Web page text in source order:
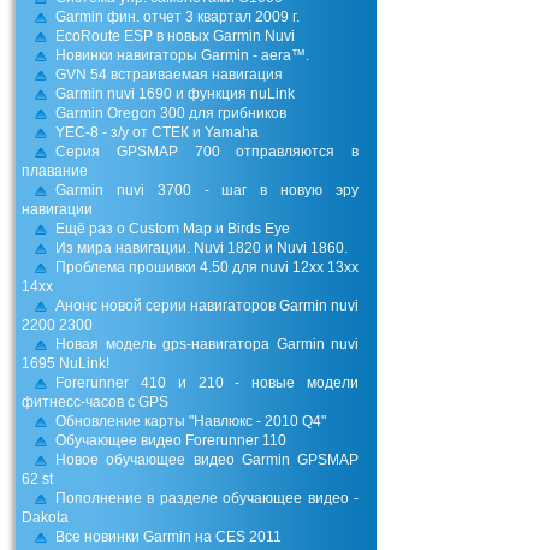
Garmin фин. отчет 3 квартал 2009 г.
EcoRoute ESP в новых Garmin Nuvi
Новинки навигаторы Garmin - aera™.
GVN 54 встраиваемая навигация
Garmin nuvi 1690 и функция nuLink
Garmin Oregon 300 для грибников
YEC-8 - з/у от СТЕК и Yamaha
Серия GPSMAP 700 отправляются в
плавание
Garmin nuvi 3700 - шаг в новую эру
навигации
Ещё раз о Custom Map и Birds Eye
Из мира навигации. Nuvi 1820 и Nuvi 1860.
Проблема прошивки 4.50 для nuvi 12xx 13xx
14xx
Анонс новой серии навигаторов Garmin nuvi
2200 2300
Новая модель gps-навигатора Garmin nuvi
1695 NuLink!
Forerunner 410 и 210 - новые модели
фитнесс-часов с GPS
Обновление карты "Навлюкс - 2010 Q4"
Обучающее видео Forerunner 110
Новое обучающее видео Garmin GPSMAP
62 st
Пополнение в разделе обучающее видео -
Dakota
Все новинки Garmin на CES 2011